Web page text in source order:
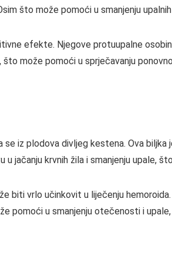
što može pomoći u smanjenju
efekte. Njegove protuupalne
može pomoći u sprječavanju
iz plodova divljeg kestena. Ova
jačanju krvnih žila i smanjenju upale,
vrlo učinkovit u liječenju
pomoći u smanjenju otečenosti i